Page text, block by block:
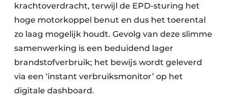
krachtoverdracht, terwijl de EPD-sturing het
hoge motorkoppel benut en dus het toerental
zo laag mogelijk houdt. Gevolg van deze slimme
samenwerking is een beduidend lager
brandstofverbruik; het bewijs wordt geleverd
via een ‘instant verbruiksmonitor’ op het
digitale dashboard.